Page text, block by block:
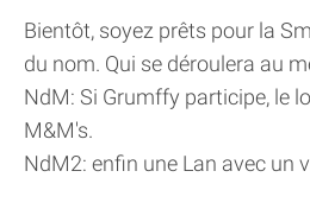
Bientôt, soyez prêts pour la
du nom. Qui se déroulera au
NdM: Si Grumffy participe, le
M&M's.
NdM2: enfin une Lan avec un